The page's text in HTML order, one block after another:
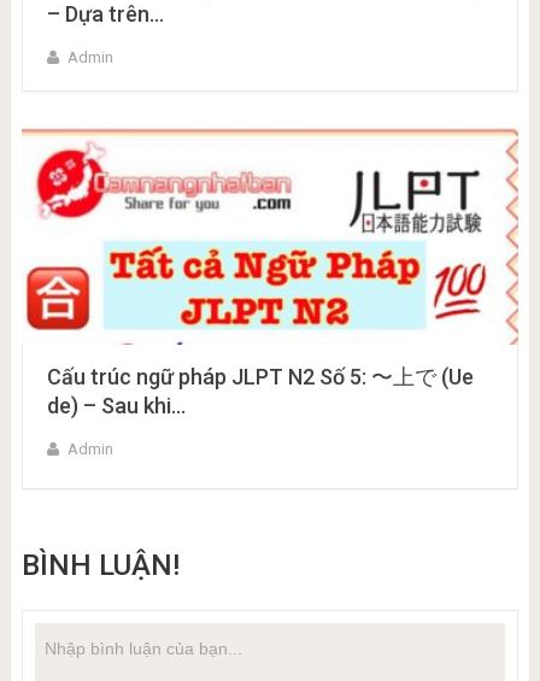
– Dựa trên…
Admin
Cấu trúc ngữ pháp JLPT N2 Số 5: 〜上で (Ue
de) – Sau khi…
Admin
BÌNH LUẬN!